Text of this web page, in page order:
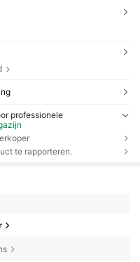
professionele
te rapporteren.